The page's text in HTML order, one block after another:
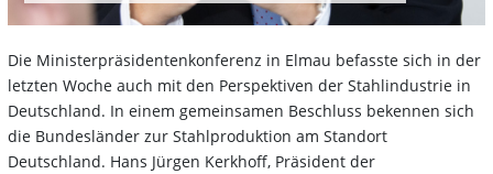
Die Ministerpräsidentenkonferenz in Elmau befasste sich in der
letzten Woche auch mit den Perspektiven der Stahlindustrie in
Deutschland. In einem gemeinsamen Beschluss bekennen sich
die Bundesländer zur Stahlproduktion am Standort
Deutschland. Hans Jürgen Kerkhoff, Präsident der